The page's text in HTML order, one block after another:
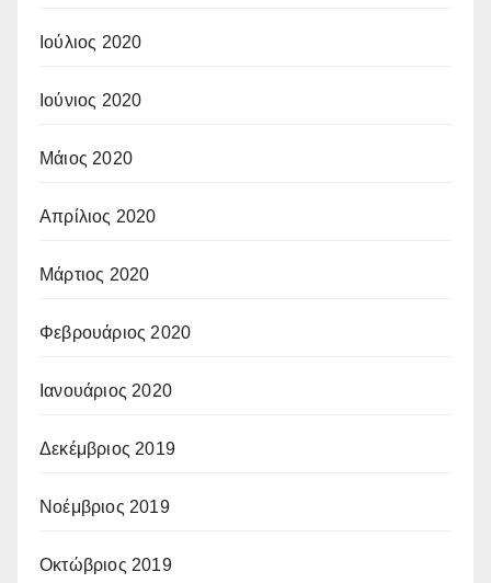
Ιούλιος 2020
Ιούνιος 2020
Μάιος 2020
Απρίλιος 2020
Μάρτιος 2020
Φεβρουάριος 2020
Ιανουάριος 2020
Δεκέμβριος 2019
Νοέμβριος 2019
Οκτώβριος 2019